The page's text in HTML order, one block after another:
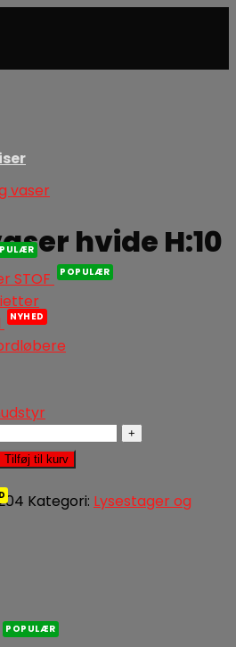
STOF
vaser
hvide H:10
Tilføj til kurv
Kategori: Lysestager og